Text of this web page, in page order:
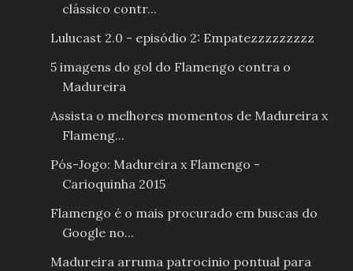
clássico contr...
Lulucast 2.0 - episódio 2: Empatezzzzzzzzz
5 imagens do gol do Flamengo contra o
Madureira
Assista o melhores momentos de Madureira x
Flameng...
Pós-Jogo: Madureira x Flamengo -
Carioquinha 2015
Flamengo é o mais procurado em buscas do
Google no...
Madureira arruma patrocinio pontual para